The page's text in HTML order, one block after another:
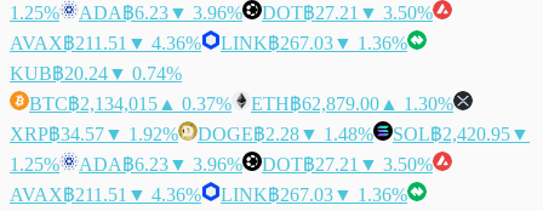
1.25%
ADA฿6.23▼ 3.96% DOT฿27.21 ▼ 3.50%
AVAX฿211.51 ▼ 4.36% LINK฿267.03▼ 1.36%
KUB฿20.24▼ 0.74%
BTC฿2,134,015 ▲ 0.37% ETH฿62,879.00 ▲ 1.30%
XRP฿34.57▼ 1.92% DOGE฿2.28▼ 1.48% SOL฿2,420.95▼
1.25%
ADA฿6.23▼ 3.96% DOT฿27.21 ▼ 3.50%
AVAX฿211.51 ▼ 4.36% LINK฿267.03▼ 1.36%